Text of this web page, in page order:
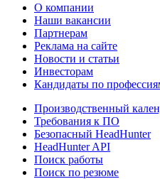
О компании
Наши вакансии
Партнерам
Реклама на сайте
Новости и статьи
Инвесторам
Кандидаты по
Производственный
Требования к ПО
Безопасный HeadHunter
HeadHunter API
Поиск работы
Поиск по резюме